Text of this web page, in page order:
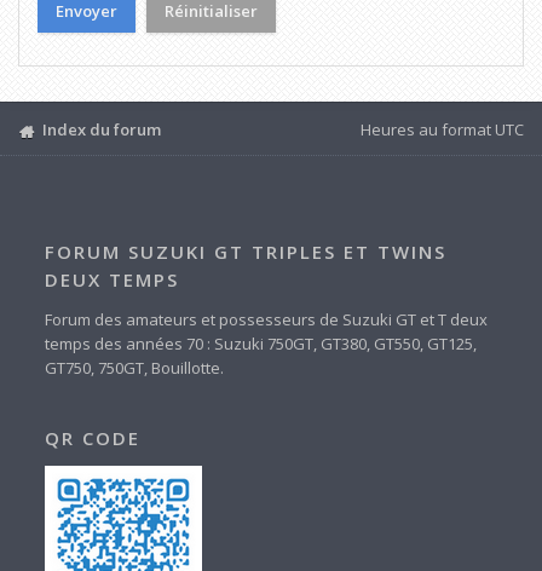
Index du forum Heures au format UTC
FORUM SUZUKI GT TRIPLES ET TWINS
DEUX TEMPS
Forum des amateurs et possesseurs de Suzuki GT et T deux
temps des années 70 : Suzuki 750GT, GT380, GT550, GT125,
GT750, 750GT, Bouillotte.
QR CODE